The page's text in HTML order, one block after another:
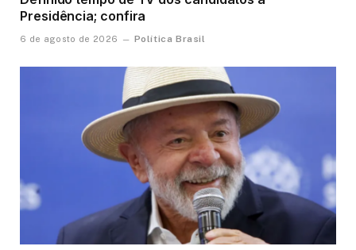
Presidência; confira
6 de agosto de 2026 Política Brasil